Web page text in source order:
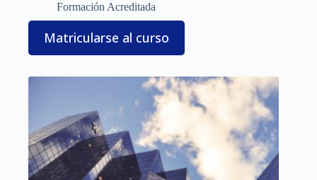
Formación Acreditada
Matricularse al curso